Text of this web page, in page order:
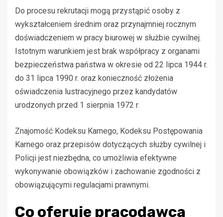
Do procesu rekrutacji mogą przystąpić osoby z
wykształceniem średnim oraz przynajmniej rocznym
doświadczeniem w pracy biurowej w służbie cywilnej.
Istotnym warunkiem jest brak współpracy z organami
bezpieczeństwa państwa w okresie od 22 lipca 1944 r.
do 31 lipca 1990 r. oraz konieczność złożenia
oświadczenia lustracyjnego przez kandydatów
urodzonych przed 1 sierpnia 1972 r.
Znajomość Kodeksu Karnego, Kodeksu Postępowania
Karnego oraz przepisów dotyczących służby cywilnej i
Policji jest niezbędna, co umożliwia efektywne
wykonywanie obowiązków i zachowanie zgodności z
obowiązującymi regulacjami prawnymi.
Co oferuje pracodawca